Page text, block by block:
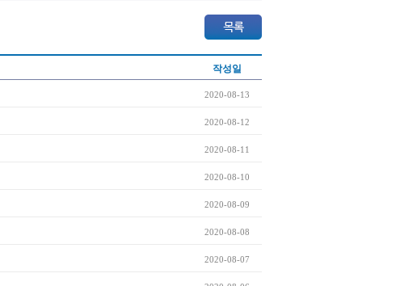
작성일
2020-08-13
2020-08-12
2020-08-11
2020-08-10
2020-08-09
2020-08-08
2020-08-07